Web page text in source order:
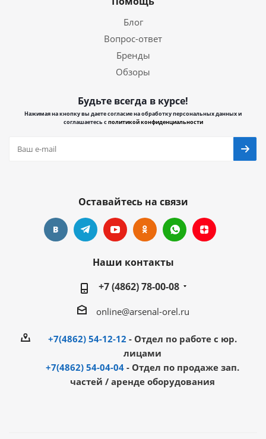
Блог
Вопрос-ответ
Бренды
Обзоры
Будьте всегда в курсе!
Нажимая на кнопку вы даете согласие на обработку персональных данных и
соглашаетесь сполитикой конфиденциальности
Оставайтесь на связи
Наши контакты
+7 (4862) 78-00-08
online@arsenal-orel.ru
+7(4862) 54-12-12 - Отдел по работе с юр.
лицами
+7(4862) 54-04-04 - Отдел по продаже зап.
частей / аренде оборудования